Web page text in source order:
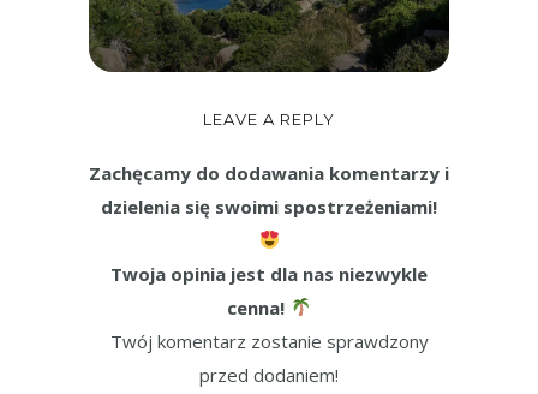
LEAVE A REPLY
Zachęcamy do dodawania komentarzy i
dzielenia się swoimi spostrzeżeniami!
Twoja opinia jest dla nas niezwykle
cenna!
Twój komentarz zostanie sprawdzony
przed dodaniem!